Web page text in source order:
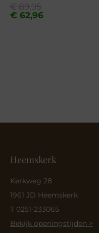
€89,95
Oorspronkelijke
prijs
€ 62,96
Huidige
prijs
Heemskerk
Kerkweg 28
1961 JD Heemskerk
T 0251-233065
Bekijk openingstijden >